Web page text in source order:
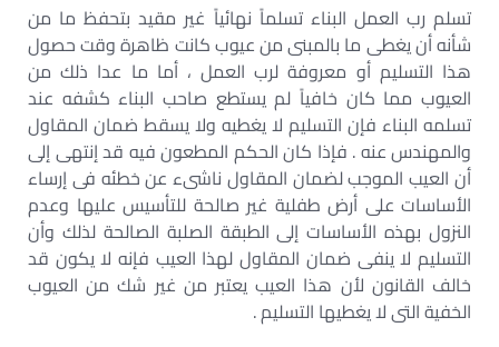
تسلم رب العمل البناء تسلماً نهائياً غير مقيد بتحفظ ما من
شأنه أن يغطى ما بالمبنى من عيوب كانت ظاهرة وقت حصول
هذا التسليم أو معروفة لرب العمل ، أما ما عدا ذلك من
العيوب مما كان خافياً لم يستطع صاحب البناء كشفه عند
تسلمه البناء فإن التسليم لا يغطيه ولا يسقط ضمان المقاول
والمهندس عنه . فإذا كان الحكم المطعون فيه قد إنتهى إلى
أن العيب الموجب لضمان المقاول ناشىء عن خطئه فى إرساء
الأساسات على أرض طفلية غير صالحة للتأسيس عليها وعدم
النزول بهذه الأساسات إلى الطبقة الصلبة الصالحة لذلك وأن
التسليم لا ينفى ضمان المقاول لهذا العيب فإنه لا يكون قد
خالف القانون لأن هذا العيب يعتبر من غير شك من العيوب
الخفية التى لا يغطيها التسليم .